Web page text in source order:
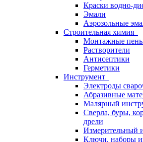
Краски водно-
Эмали
Аэрозольные
Строительная химия
Монтажные
Растворители
Антисептики
Герметики
Инструмент
Электроды
Абразивные
Малярный
Сверла, буры,
дрели
Измерительный
Ключи, наборы